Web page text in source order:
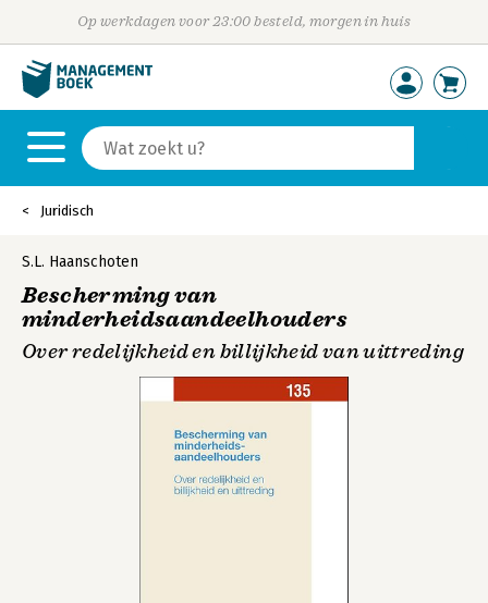
Op werkdagen voor 23:00 besteld, morgen in huis
Juridisch
S.L. Haanschoten
Bescherming van
minderheidsaandeelhouders
Over redelijkheid en billijkheid van uittreding